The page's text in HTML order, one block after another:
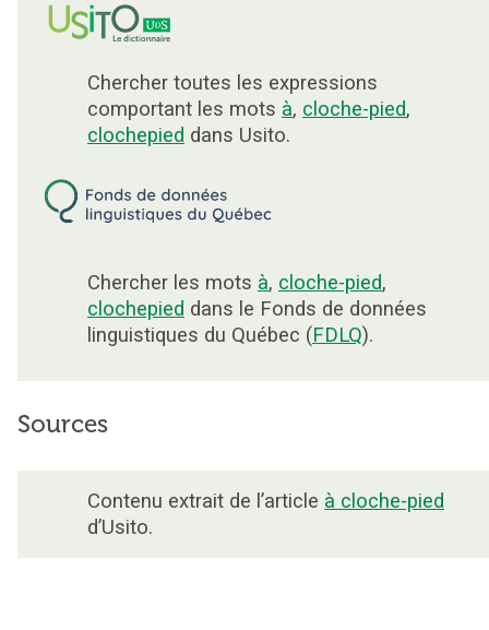
Chercher toutes les expressions
comportant les mots à, cloche-pied,
clochepied dans Usito.
Chercher les mots à, cloche-pied,
clochepied dans le Fonds de données
linguistiques du Québec (FDLQ).
Sources
Contenu extrait de l’article à cloche-pied
d’Usito.